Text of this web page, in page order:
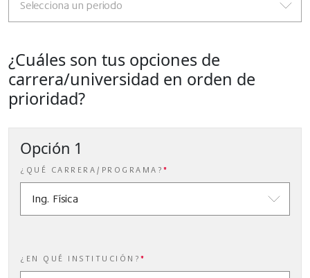
¿Cuáles son tus opciones de
carrera/universidad en orden de
prioridad?
Opción 1
¿QUÉ CARRERA/PROGRAMA?*
¿EN QUÉ INSTITUCIÓN?*